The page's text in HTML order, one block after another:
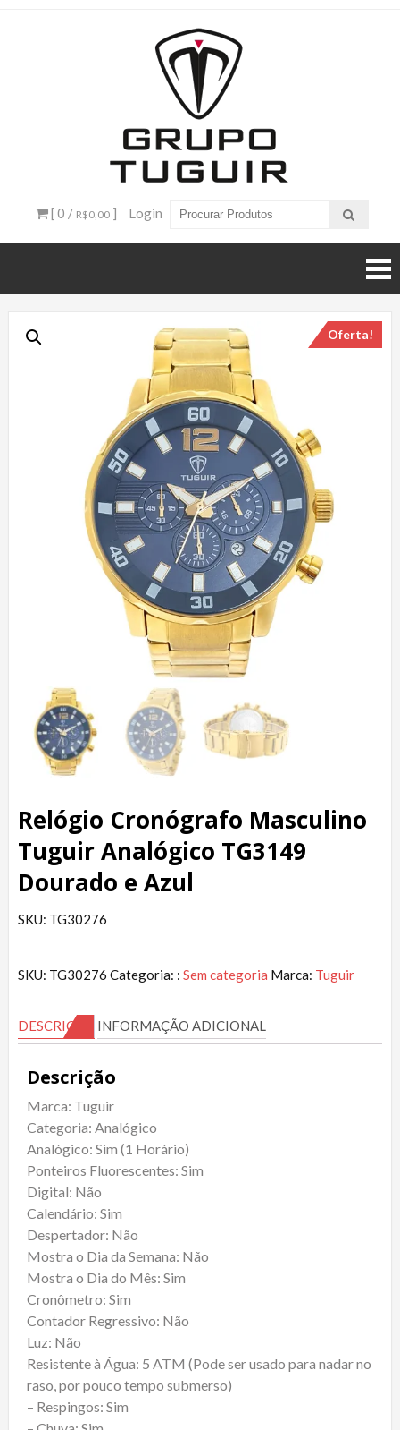
– Grupo
Tuguir
[ 0 / R$0,00 ] Login
Oferta!
Relógio Cronógrafo Masculino
Tuguir Analógico TG3149
Dourado e Azul
SKU: TG30276
SKU: TG30276 Categoria: : Sem categoria Marca: Tuguir
DESCRIÇÃO INFORMAÇÃO ADICIONAL
Descrição
Marca: Tuguir
Categoria: Analógico
Analógico: Sim (1 Horário)
Ponteiros Fluorescentes: Sim
Digital: Não
Calendário: Sim
Despertador: Não
Mostra o Dia da Semana: Não
Mostra o Dia do Mês: Sim
Cronômetro: Sim
Contador Regressivo: Não
Luz: Não
Resistente à Água: 5 ATM (Pode ser usado para nadar no
raso, por pouco tempo submerso)
– Respingos: Sim